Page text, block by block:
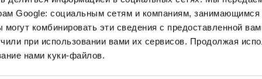
Google: социальным сетям и компаниям,
комбинировать эти сведения с предоставленной
при использовании вами их сервисов. Продолжая
нами куки-файлов.
особенно в условиях курорта (обертываний,
биологических факторов, вызывающих в
ответные реакции, очаговые – в половых органах и
и стимулирующее половую систему
воздействием суммы неспецифических факторов и